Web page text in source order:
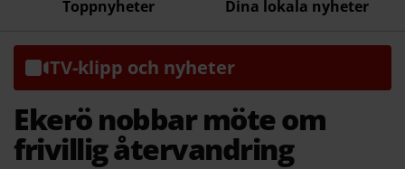
Toppnyheter Dina lokala nyheter
TV-klipp och nyheter
Ekerö nobbar möte om
frivillig återvandring